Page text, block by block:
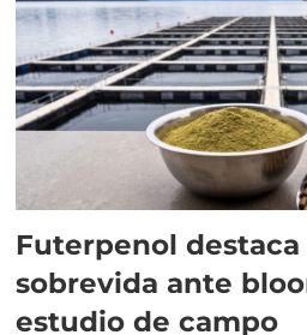
Futerpenol destaca
sobrevida ante
estudio de campo